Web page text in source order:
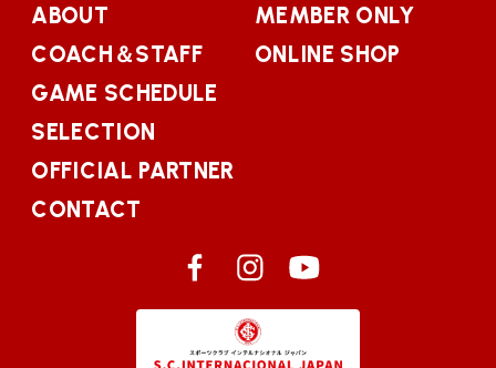
ABOUT
COACH＆STAFF
GAME SCHEDULE
SELECTION
OFFICIAL PARTNER
CONTACT
MEMBER ONLY
ONLINE SHOP